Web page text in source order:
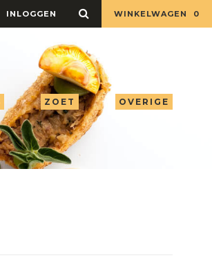
WINKELWAGEN 0
INLOGGEN
ZOET OVERIGE